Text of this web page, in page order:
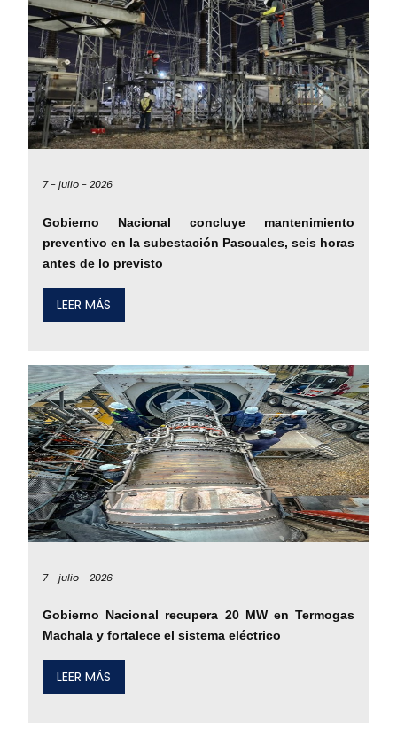
7 -julio -2026
Gobierno Nacional concluye mantenimiento
preventivo en la subestación Pascuales, seis horas
antes de lo previsto
LEER MÁS
7 -julio -2026
Gobierno Nacional recupera 20 MW en Termogas
Machala y fortalece el sistema eléctrico
LEER MÁS